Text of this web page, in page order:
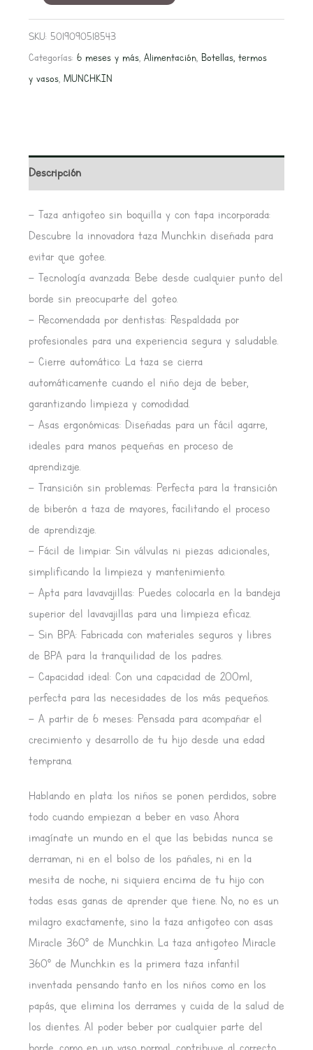
SKU: 5019090518543
Categorías: 6 meses y más, Alimentación, Botellas, termos
y vasos, MUNCHKIN
Descripción
– Taza antigoteo sin boquilla y con tapa incorporada:
Descubre la innovadora taza Munchkin diseñada para
evitar que gotee.
– Tecnología avanzada: Bebe desde cualquier punto del
borde sin preocuparte del goteo.
– Recomendada por dentistas: Respaldada por
profesionales para una experiencia segura y saludable.
– Cierre automático: La taza se cierra
automáticamente cuando el niño deja de beber,
garantizando limpieza y comodidad.
– Asas ergonómicas: Diseñadas para un fácil agarre,
ideales para manos pequeñas en proceso de
aprendizaje.
– Transición sin problemas: Perfecta para la transición
de biberón a taza de mayores, facilitando el proceso
de aprendizaje.
– Fácil de limpiar: Sin válvulas ni piezas adicionales,
simplificando la limpieza y mantenimiento.
– Apta para lavavajillas: Puedes colocarla en la bandeja
superior del lavavajillas para una limpieza eficaz.
– Sin BPA: Fabricada con materiales seguros y libres
de BPA para la tranquilidad de los padres.
– Capacidad ideal: Con una capacidad de 200ml,
perfecta para las necesidades de los más pequeños.
– A partir de 6 meses: Pensada para acompañar el
crecimiento y desarrollo de tu hijo desde una edad
temprana.
Hablando en plata: los niños se ponen perdidos, sobre
todo cuando empiezan a beber en vaso. Ahora
imagínate un mundo en el que las bebidas nunca se
derraman, ni en el bolso de los pañales, ni en la
mesita de noche, ni siquiera encima de tu hijo con
todas esas ganas de aprender que tiene. No, no es un
milagro exactamente, sino la taza antigoteo con asas
Miracle 360° de Munchkin. La taza antigoteo Miracle
360° de Munchkin es la primera taza infantil
inventada pensando tanto en los niños como en los
papás, que elimina los derrames y cuida de la salud de
los dientes. Al poder beber por cualquier parte del